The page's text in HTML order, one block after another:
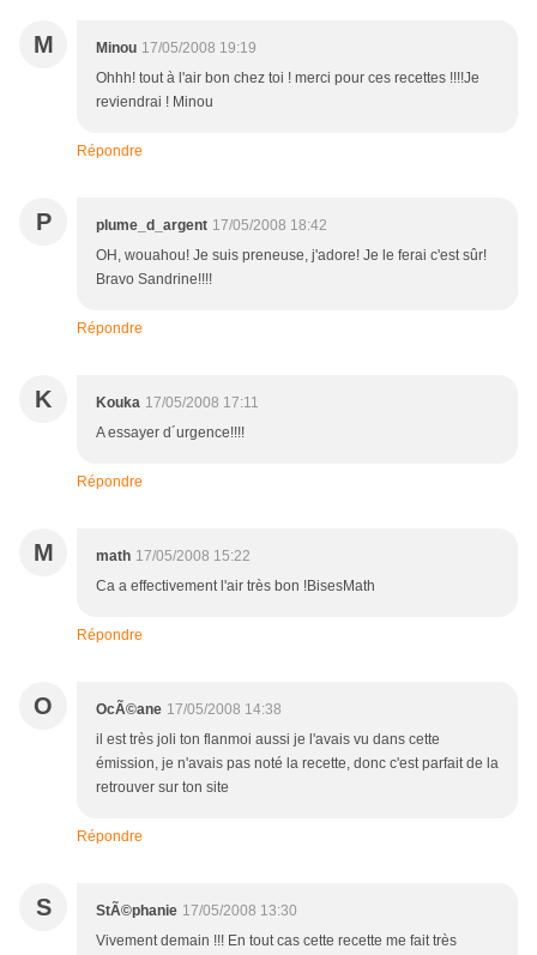
M Minou 17/05/2008 19:19
Ohhh! tout à l'air bon chez toi ! merci pour ces recettes !!!!Je
reviendrai ! Minou
Répondre
P plume_d_argent 17/05/2008 18:42
OH, wouahou! Je suis preneuse, j'adore! Je le ferai c'est sûr!
Bravo Sandrine!!!!
Répondre
K Kouka 17/05/2008 17:11
A essayer d´urgence!!!!
Répondre
M math 17/05/2008 15:22
Ca a effectivement l'air très bon !BisesMath
Répondre
O OcÃ©ane 17/05/2008 14:38
il est très joli ton flanmoi aussi je l'avais vu dans cette
émission, je n'avais pas noté la recette, donc c'est parfait de la
retrouver sur ton site
Répondre
S StÃ©phanie 17/05/2008 13:30
Vivement demain !!! En tout cas cette recette me fait très